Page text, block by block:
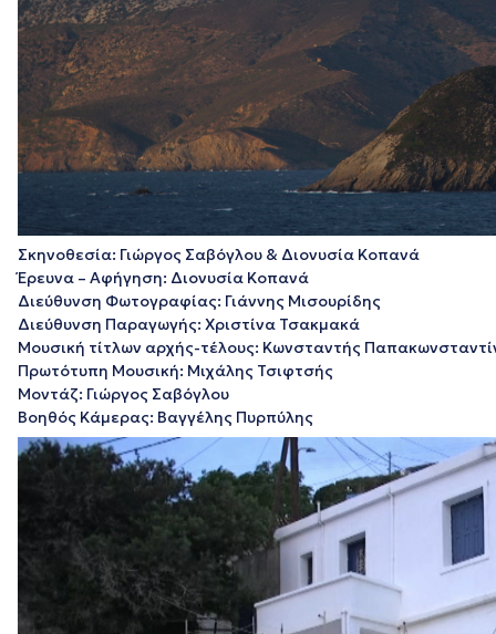
Σκηνοθεσία: Γιώργος Σαβόγλου & Διονυσία Κοπανά
Έρευνα – Αφήγηση: Διονυσία Κοπανά
Διεύθυνση Φωτογραφίας: Γιάννης Μισουρίδης
Διεύθυνση Παραγωγής: Χριστίνα Τσακμακά
Μουσική τίτλων αρχής-τέλους: Κωνσταντής
Πρωτότυπη Μουσική: Μιχάλης Τσιφτσής
Μοντάζ: Γιώργος Σαβόγλου
Βοηθός Κάμερας: Βαγγέλης Πυρπύλης
Πρόγραμμα
Αναπαραγωγής